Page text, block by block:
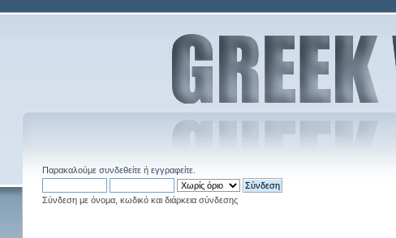
Παρακαλούμε συνδεθείτεή εγγραφείτε.
Σύνδεση με όνομα, κωδικό και διάρκεια σύνδεσης